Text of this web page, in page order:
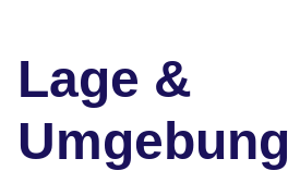
Lage &
Umgebung